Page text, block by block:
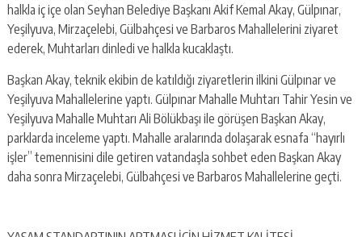
beşiktaş
escort
escort
maltepe
escort
halkla iç içe olan Seyhan Belediye Başkanı Akif Kemal Akay, Gülpınar,
Yeşilyuva, Mirzaçelebi, Gülbahçesi ve Barbaros Mahallelerini ziyaret
ederek, Muhtarları dinledi ve halkla kucaklaştı.
Başkan Akay, teknik ekibin de katıldığı ziyaretlerin ilkini Gülpınar ve
Yeşilyuva Mahallelerine yaptı. Gülpınar Mahalle Muhtarı Tahir Yesin ve
Yeşilyuva Mahalle Muhtarı Ali Bölükbaşı ile görüşen Başkan Akay,
parklarda inceleme yaptı. Mahalle aralarında dolaşarak esnafa “hayırlı
işler” temennisini dile getiren vatandaşla sohbet eden Başkan Akay
daha sonra Mirzaçelebi, Gülbahçesi ve Barbaros Mahallelerine geçti.